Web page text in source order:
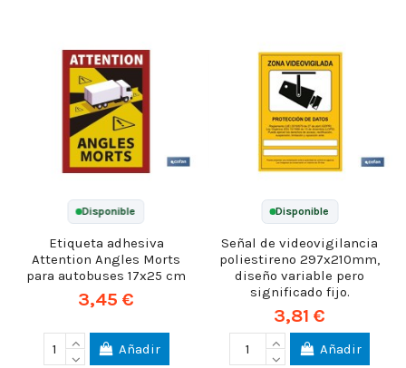
Disponible
Etiqueta adhesiva
Attention Angles Morts
para autobuses 17x25 cm
3,45 €
Añadir
Disponible
Señal de videovigilancia
poliestireno 297x210mm,
diseño variable pero
significado fijo.
3,81 €
Añadir